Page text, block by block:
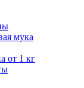
мука
от 1 кг